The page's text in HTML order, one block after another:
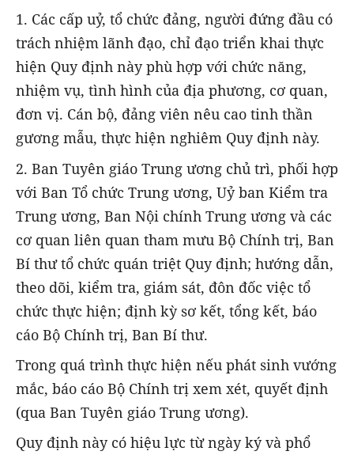
1. Các cấp uỷ, tổ chức đảng, người đứng đầu có
trách nhiệm lãnh đạo, chỉ đạo triển khai thực
hiện Quy định này phù hợp với chức năng,
nhiệm vụ, tình hình của địa phương, cơ quan,
đơn vị. Cán bộ, đảng viên nêu cao tinh thần
gương mẫu, thực hiện nghiêm Quy định này.
2. Ban Tuyên giáo Trung ương chủ trì, phối hợp
với Ban Tổ chức Trung ương, Uỷ ban Kiểm tra
Trung ương, Ban Nội chính Trung ương và các
cơ quan liên quan tham mưu Bộ Chính trị, Ban
Bí thư tổ chức quán triệt Quy định; hướng dẫn,
theo dõi, kiểm tra, giám sát, đôn đốc việc tổ
chức thực hiện; định kỳ sơ kết, tổng kết, báo
cáo Bộ Chính trị, Ban Bí thư.
Trong quá trình thực hiện nếu phát sinh vướng
mắc, báo cáo Bộ Chính trị xem xét, quyết định
(qua Ban Tuyên giáo Trung ương).
Quy định này có hiệu lực từ ngày ký và phổ